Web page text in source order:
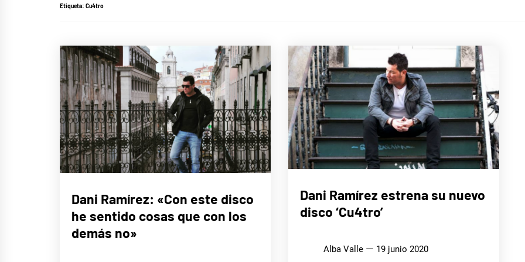
Etiqueta: Cu4tro
Dani Ramírez: «Con este disco
he sentido cosas que con los
demás no»
Dani Ramírez estrena su nuevo
disco ‘Cu4tro’
Alba Valle 19 junio 2020